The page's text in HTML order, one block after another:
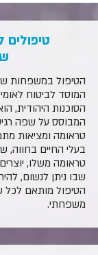
הטיפול במשפחות
המוסד לביטוח
הסוכנות היהודית,
המבוסס על שפה
טראומה ומציאות
בעלי החיים
טראומה משלו,
שבו ניתן לנשום,
הטיפול מותאם לכל
משפחתי.